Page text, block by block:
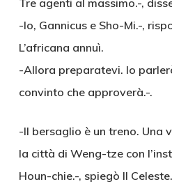
Tre agenti al massimo.-,
-Io, Gannicus e Sho-Mi.-,
L’africana annuì.
-Allora preparatevi. Io
convinto che approverà.-.
-Il bersaglio è un treno. Una
la città di Weng-tze con
Houn-chie.-, spiegò Il